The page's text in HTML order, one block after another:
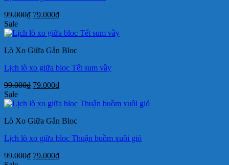
99.000₫ Giá
là:
79.000₫Giá
tại
79.000₫.
Sale
Lò Xo Giữa Gắn Bloc
Lịch lò xo giữa bloc Tết sum vầy
99.000₫ Giá
là:
79.000₫Giá
tại
79.000₫.
Sale
Lò Xo Giữa Gắn Bloc
Lịch lò xo giữa bloc Thuận buồm xuôi gió
99.000₫ Giá
79.000₫Giá